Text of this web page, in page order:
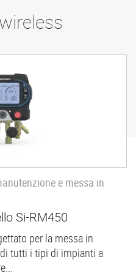
e messa in
Si-RM450
per la messa in
tutti i tipi di impianti a